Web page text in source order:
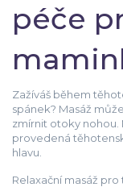
péče
Zažíváš během
spánek? Masáž
zmírnit otoky
provedená
hlavu.
Relaxační masáž pro